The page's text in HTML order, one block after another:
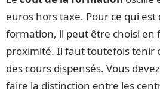
euros hors taxe. Pour ce qui est
formation, il peut être choisi en
proximité. Il faut toutefois tenir
des cours dispensés. Vous
faire la distinction entre les